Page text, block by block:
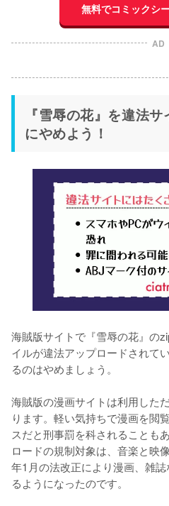
無料でコミックシ
AD
『雪辱の花』を違法
にやめよう！
海賊版サイトで『雪辱の花』の
イルが違法アップロードされて
るのはやめましょう。
海賊版の漫画サイトは利用した
ります。軽い気持ちで漫画を閲
スだと刑事罰を科されることも
ロードの規制対象は、音楽と映
年1月の法改正により漫画、雑
るようになったのです。